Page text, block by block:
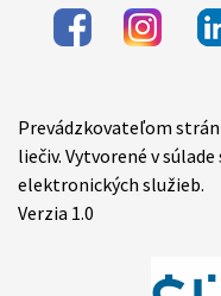
Items
Prevádzkovateľom
liečiv. Vytvorené v
elektronických služieb.
Verzia 1.0